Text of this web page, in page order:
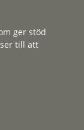
ger stöd
till att